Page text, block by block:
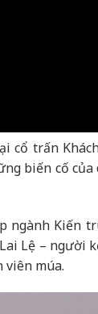
cổ trấn
biến cố của
Kiến
Lệ – người
viên múa.